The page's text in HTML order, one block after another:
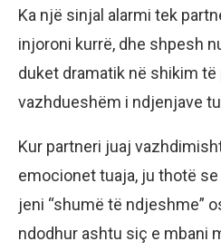
Ka një sinjal alarmi tek
injoroni kurrë, dhe shpesh
duket dramatik në shikim të
vazhdueshëm i ndjenjave
Kur partneri juaj
emocionet tuaja, ju thotë
jeni “shumë të ndjeshme”
ndodhur ashtu siç e mbani